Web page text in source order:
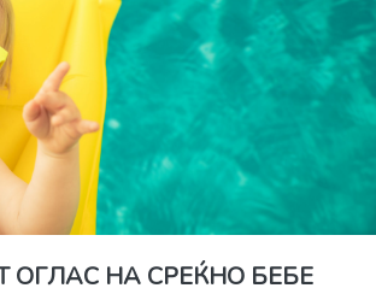
ОГЛАС НА СРЕЌНО БЕБЕ